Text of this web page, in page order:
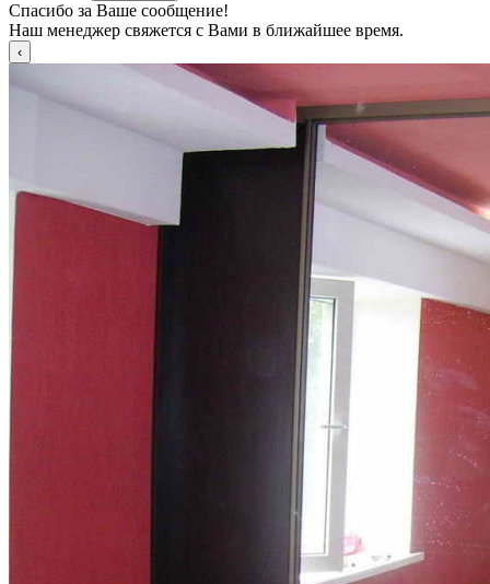
Спасибо за Ваше сообщение!
Наш менеджер свяжется с Вами в ближайшее время.